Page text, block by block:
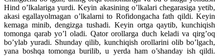
Hind o’lkalariga yurdi. Keyin akasining o’lkalari chegarasiga yetib,
akasi egallayolmagan o’lkalarni to Rofidongacha fath qildi. Keyin
kemaga minib, dengizga tushadi. Keyin ortga qaytib, kunchiqish
tomonga qarab yo’l oladi. Qator orollarga duch keladi va qirg’oq
bo’ylab yuradi. Shunday qilib, kunchiqish orollarini olib bo’lgach,
yana boshqa tomonga burilib, u yerda ham o’shanday ish qildi.